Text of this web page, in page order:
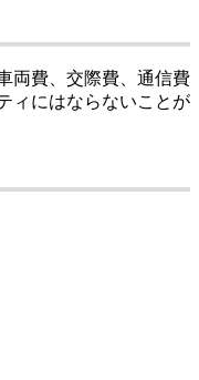
両費、交際費、通信費
ィにはならないことが